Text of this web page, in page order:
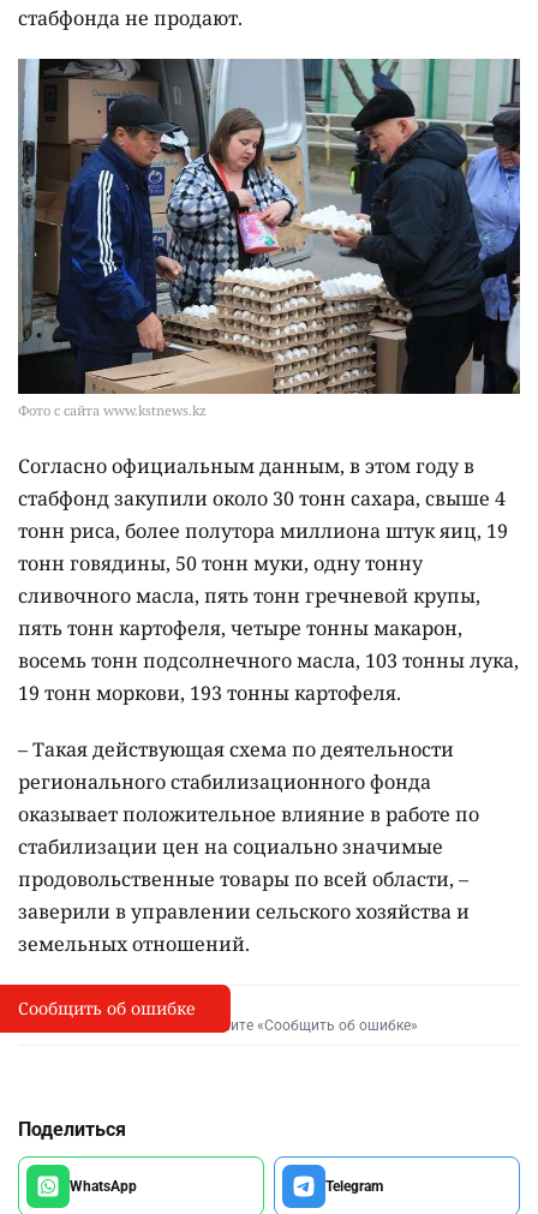
стабфонда не продают.
Фото с сайта www.kstnews.kz
Согласно официальным данным, в этом году в
стабфонд закупили около 30 тонн сахара, свыше 4
тонн риса, более полутора миллиона штук яиц, 19
тонн говядины, 50 тонн муки, одну тонну
сливочного масла, пять тонн гречневой крупы,
пять тонн картофеля, четыре тонны макарон,
восемь тонн подсолнечного масла, 103 тонны лука,
19 тонн моркови, 193 тонны картофеля.
– Такая действующая схема по деятельности
регионального стабилизационного фонда
оказывает положительное влияние в работе по
стабилизации цен на социально значимые
продовольственные товары по всей области, –
заверили в управлении сельского хозяйства и
земельных отношений.
I
Сообщить об опечатке
Выделите фрагмент и нажмите «Сообщить об ошибке»
Поделиться
WhatsApp Telegram
Сообщить об ошибке